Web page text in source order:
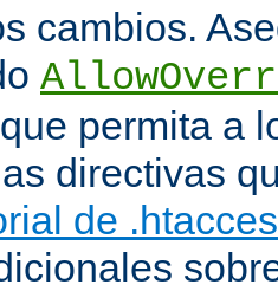
cambios.
permita a
directivas
de